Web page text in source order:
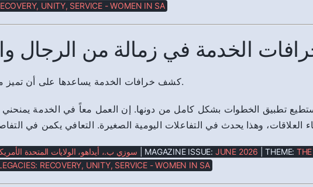
UNITY, SERVICE - WOMEN IN SA
الخدمة في زمالة من الرجال
كشف خرافات الخدمة يساعدها على أن تميز ما هو حقيقي.
تطبيق الخطوات بشكل كامل من دونها. إن العمل معاً في الخدمة
وهذا يحدث في التفاعلات اليومية الصغيرة. التعافي يكمن في
سوزي ب.، أيداهو، الولايات المتحدة | MAGAZINE ISSUE: JUNE 2026 | THEME:
RECOVERY, UNITY, SERVICE - WOMEN IN SA